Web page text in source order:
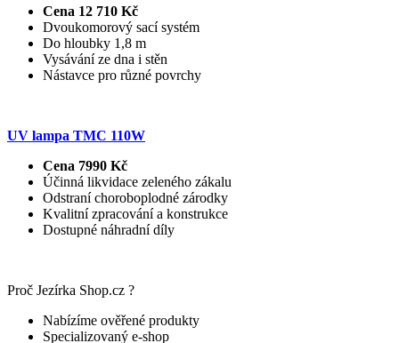
Cena 12 710 Kč
Dvoukomorový sací systém
Do hloubky 1,8 m
Vysávání ze dna i stěn
Nástavce pro různé povrchy
UV lampa TMC 110W
Cena 7990 Kč
Účinná likvidace zeleného zákalu
Odstraní choroboplodné zárodky
Kvalitní zpracování a konstrukce
Dostupné náhradní díly
Proč Jezírka Shop.cz ?
Nabízíme ověřené produkty
Specializovaný e-shop